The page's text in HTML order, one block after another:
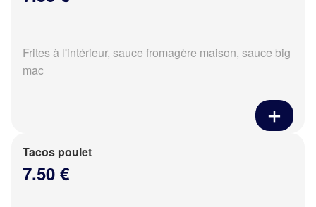
Frites à l'intérieur, sauce fromagère maison, sauce big
mac
Tacos poulet
7.50 €